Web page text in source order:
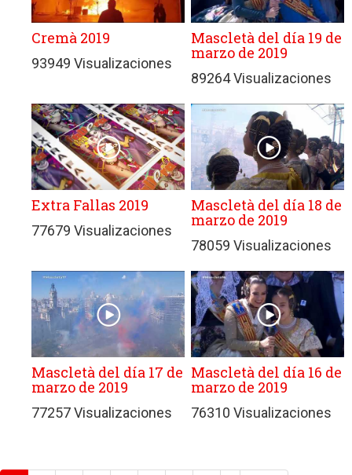
Cremà 2019
93949 Visualizaciones
Mascletà del día 19 de
marzo de 2019
89264 Visualizaciones
Extra Fallas 2019
77679 Visualizaciones
Mascletà del día 18 de
marzo de 2019
78059 Visualizaciones
Mascletà del día 17 de
marzo de 2019
77257 Visualizaciones
Mascletà del día 16 de
marzo de 2019
76310 Visualizaciones